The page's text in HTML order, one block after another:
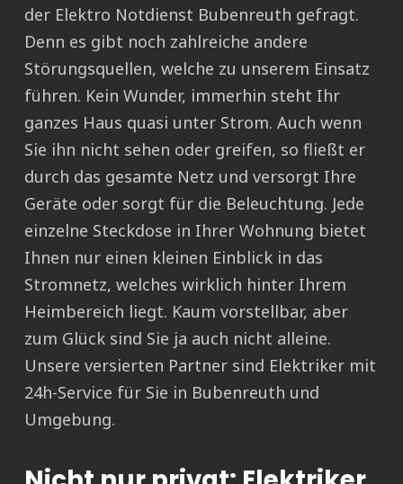
der Elektro Notdienst Bubenreuth gefragt.
Denn es gibt noch zahlreiche andere
Störungsquellen, welche zu unserem Einsatz
führen. Kein Wunder, immerhin steht Ihr
ganzes Haus quasi unter Strom. Auch wenn
Sie ihn nicht sehen oder greifen, so fließt er
durch das gesamte Netz und versorgt Ihre
Geräte oder sorgt für die Beleuchtung. Jede
einzelne Steckdose in Ihrer Wohnung bietet
Ihnen nur einen kleinen Einblick in das
Stromnetz, welches wirklich hinter Ihrem
Heimbereich liegt. Kaum vorstellbar, aber
zum Glück sind Sie ja auch nicht alleine.
Unsere versierten Partner sind Elektriker mit
24h-Service für Sie in Bubenreuth und
Umgebung.